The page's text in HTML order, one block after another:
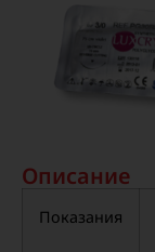
Описание
Показания